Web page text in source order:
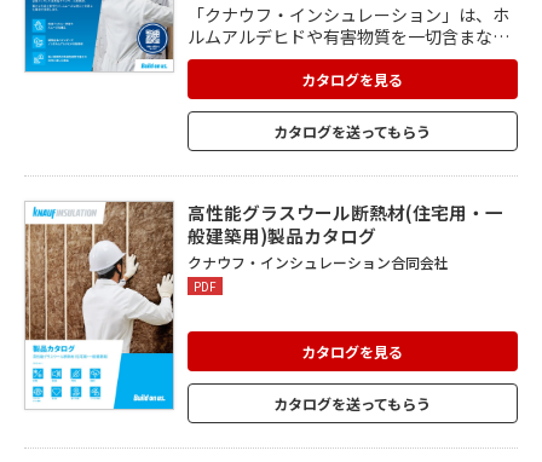
「クナウフ・インシュレーション」は、ホ
ルムアルデヒドや有害物質を一切含まない
安全なグラスウールを、防湿層付きポリエ
チレンフィルムで全面パックした高性能グ
ラスウール断熱材です。 防湿フィルム一体
型で施工もスムーズ。 植物由来バインダー
(結合材)を使用し、人にも環境にもやさし
した商品です。
カタログを見る
カタログを送ってもらう
高性能グラスウール断熱材(住宅用・一
般建築用)製品カタログ
クナウフ・インシュレーション合同会社
PDF
カタログを見る
カタログを送ってもらう